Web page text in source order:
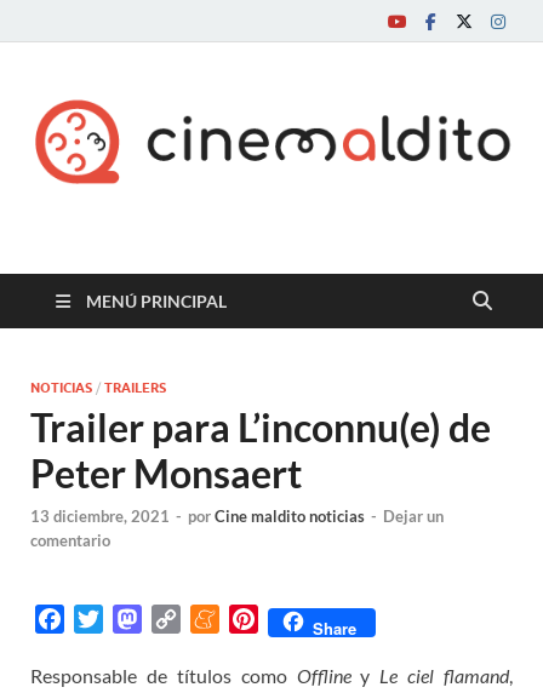
Cine maldito
MENÚ PRINCIPAL
NOTICIAS / TRAILERS
Trailer para L’inconnu(e) de
Peter Monsaert
13 diciembre, 2021 - porCine maldito noticias - Dejar un
comentario
c
i
M
s
p
M
n
P
n
Share
Responsable de títulos como Offliney Le ciel flamand,